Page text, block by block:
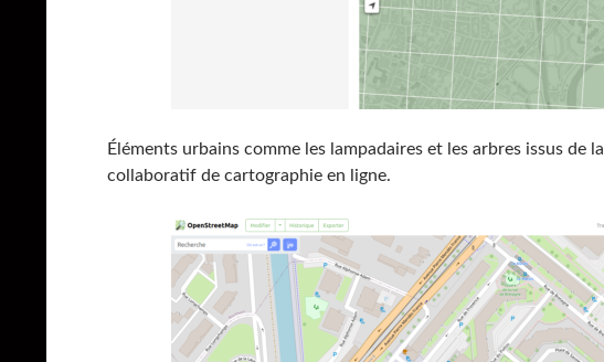
Éléments urbains comme les lampadaires et les arbres issus de la
collaboratif de cartographie en ligne.